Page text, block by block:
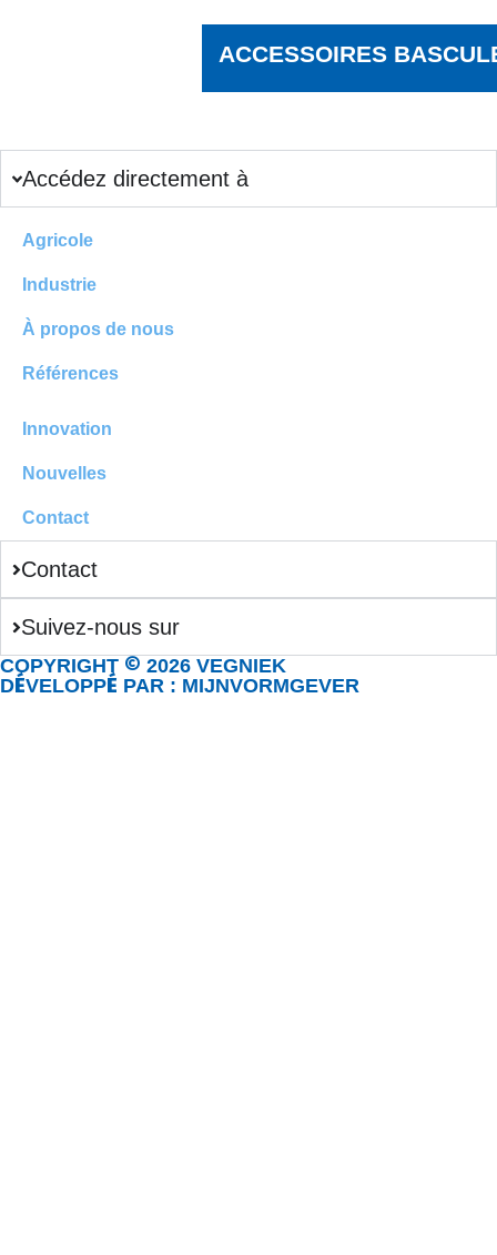
ACCESSOIRES
Accédez directement à
Agricole
Industrie
À propos de nous
Références
Innovation
Nouvelles
Contact
Contact
Suivez-nous sur
COPYRIGHT © 2026 VEGNIEK
DÉVELOPPÉ PAR : MIJNVORMGEVER